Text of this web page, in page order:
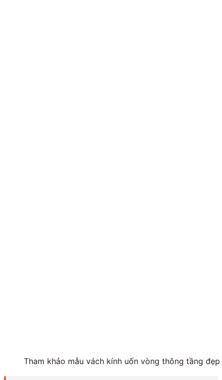
Tham khảo mẫu vách kính uốn vòng thông tầng